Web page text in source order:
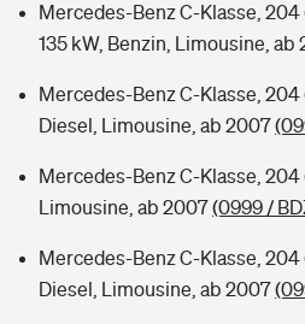
Mercedes-Benz C-Klasse, 204
135 kW, Benzin, Limousine, ab
Mercedes-Benz C-Klasse, 204
Diesel, Limousine, ab 2007
Mercedes-Benz C-Klasse, 204
Limousine, ab 2007(0999 /
Mercedes-Benz C-Klasse, 204
Diesel, Limousine, ab 2007